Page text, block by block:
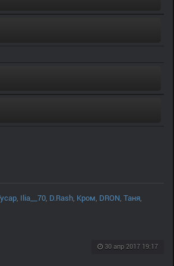
, Ilia__70, D.Rash, Кром, DRON, Таня,
30 апр 2017 19:17